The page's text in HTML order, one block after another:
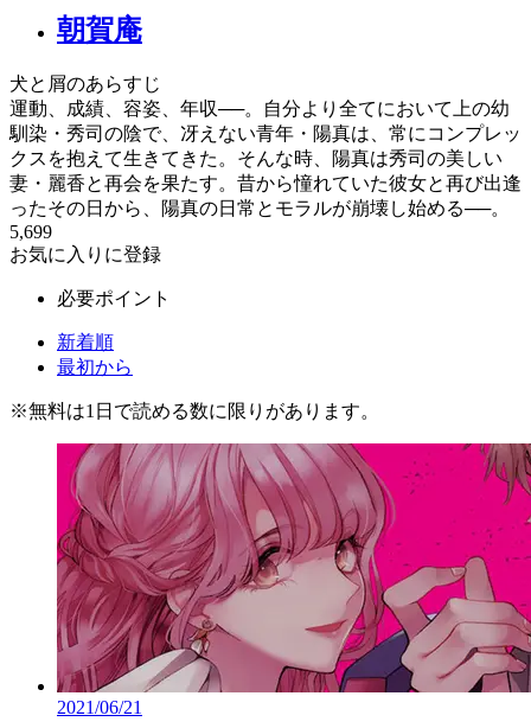
朝賀庵
犬と屑のあらすじ
運動、成績、容姿、年収──。自分より全てにおいて上の幼
馴染・秀司の陰で、冴えない青年・陽真は、常にコンプレッ
クスを抱えて生きてきた。そんな時、陽真は秀司の美しい
妻・麗香と再会を果たす。昔から憧れていた彼女と再び出逢
ったその日から、陽真の日常とモラルが崩壊し始める──。
5,699
お気に入りに登録
必要ポイント
新着順
最初から
※無料は1日で読める数に限りがあります。
2021/06/21